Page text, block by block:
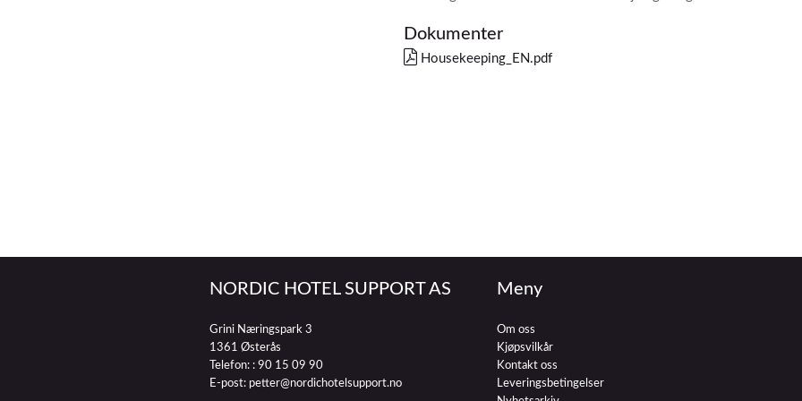
Dokumenter
Housekeeping_EN.pdf
NORDIC HOTEL SUPPORT AS
Grini Næringspark 3
1361 Østerås
Telefon: : 90 15 09 90
E-post: petter@nordichotelsupport.no
Meny
Om oss
Kjøpsvilkår
Kontakt oss
Leveringsbetingelser